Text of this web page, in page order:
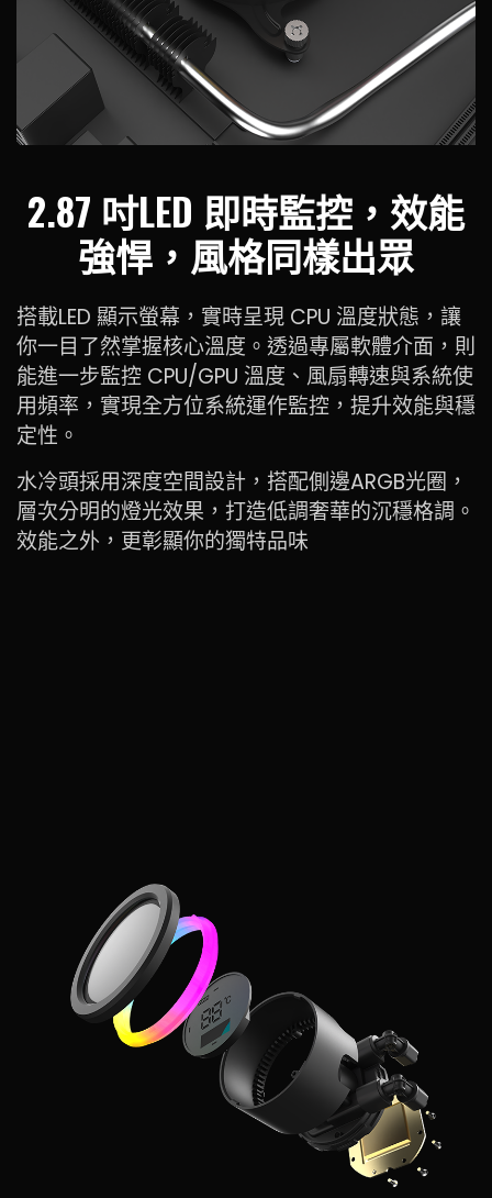
2.87 吋LED 即時監控，效能
強悍，風格同樣出眾
搭載LED 顯示螢幕，實時呈現 CPU 溫度狀態，讓
你一目了然掌握核心溫度。透過專屬軟體介面，則
能進一步監控 CPU/GPU 溫度、風扇轉速與系統使
用頻率，實現全方位系統運作監控，提升效能與穩
定性。
水冷頭採用深度空間設計，搭配側邊ARGB光圈，
層次分明的燈光效果，打造低調奢華的沉穩格調。
效能之外，更彰顯你的獨特品味